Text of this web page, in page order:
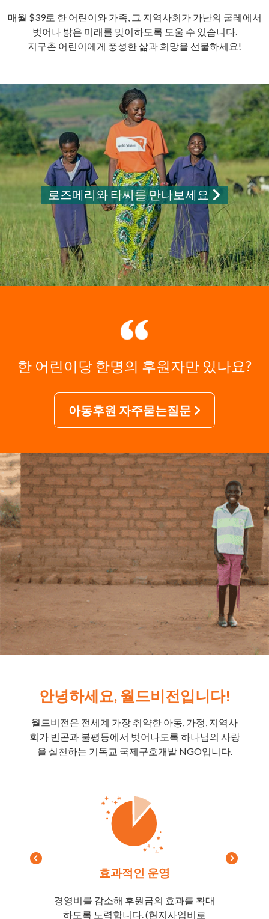
매월 $39로 한 어린이와 가족, 그 지역사회가 가난의 굴레에서
벗어나 밝은 미래를 맞이하도록 도울 수 있습니다.
지구촌 어린이에게 풍성한 삶과 희망을 선물하세요!
로즈메리와 타씨를 만나보세요
한 어린이당 한명의 후원자만 있나요?
아동후원 자주묻는질문
안녕하세요, 월드비전입니다!
월드비전은 전세계 가장 취약한 아동, 가정, 지역사
회가 빈곤과 불평등에서 벗어나도록 하나님의 사랑
을 실천하는 기독교 국제구호개발 NGO입니다.
효과적인 운영
경영비를 감소해 후원금의 효과를 확대
하도록 노력합니다. (현지사업비로